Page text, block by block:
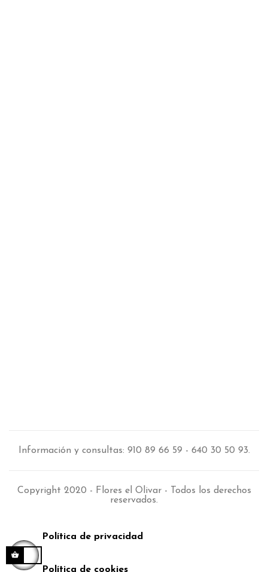
Información y consultas: 910 89 66 59 - 640 30 50 93.
Copyright 2020 - Flores el Olivar - Todos los derechos
reservados.
Política de privacidad
Política de cookies